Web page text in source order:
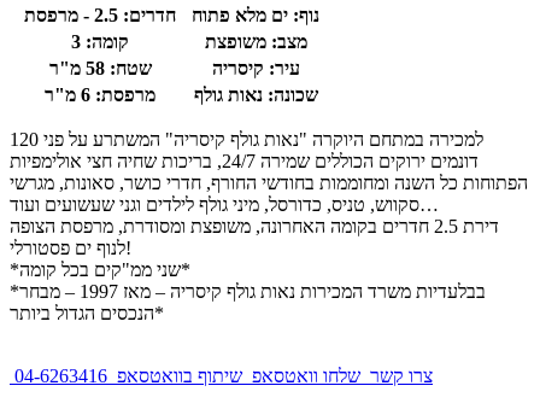
חדרים: 2.5 - מרפסת נוף: ים מלא פתוח
קומה: 3 מצב:משופצת
שטח:58 מ"ר עיר: קיסריה
מרפסת: 6 מ"ר שכונה:נאות גולף
למכירה במתחם היוקרה "נאות גולף קיסריה" המשתרע על פני 120
דונמים ירוקים הכוללים שמירה 24/7, בריכות שחיה חצי אולימפיות
הפתוחות כל השנה ומחוממות בחודשי החורף, חדרי כושר, סאונות, מגרשי
סקווש, טניס, כדורסל, מיני גולף לילדים וגני שעשועים ועוד…
דירת 2.5 חדרים בקומה האחרונה, משופצת ומסודרת, מרפסת הצופה
לנוף ים פסטורלי!
*שני ממ"קים בכל קומה*
*בבלעדיות משרד המכירות נאות גולף קיסריה – מאז 1997 – מבחר
הנכסים הגדול ביותר*
צרו קשר שלחו וואטסאפ שיתוף בוואטסאפ